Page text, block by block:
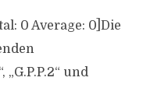
0 Average: 0]Die
„G.P.P.2“ und